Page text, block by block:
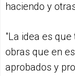
haciendo y
"La idea es
obras que en
aprobados y